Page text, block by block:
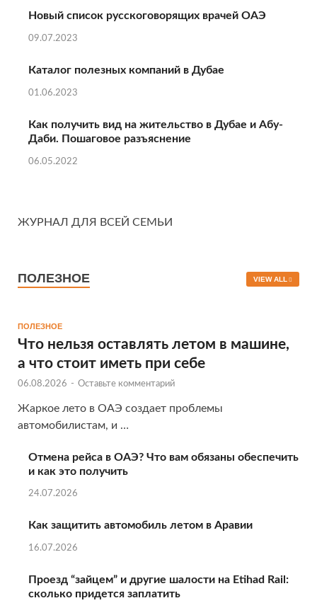
Новый список русскоговорящих врачей ОАЭ
09.07.2023
Каталог полезных компаний в Дубае
01.06.2023
Как получить вид на жительство в Дубае и Абу-
Даби. Пошаговое разъяснение
06.05.2022
ЖУРНАЛ ДЛЯ ВСЕЙ СЕМЬИ
ПОЛЕЗНОЕ VIEW ALL
ПОЛЕЗНОЕ
Что нельзя оставлять летом в машине,
а что стоит иметь при себе
06.08.2026 - Оставьте комментарий
Жаркое лето в ОАЭ создает проблемы
автомобилистам, и …
Отмена рейса в ОАЭ? Что вам обязаны обеспечить
и как это получить
24.07.2026
Как защитить автомобиль летом в Аравии
16.07.2026
Проезд “зайцем” и другие шалости на Etihad Rail:
сколько придется заплатить